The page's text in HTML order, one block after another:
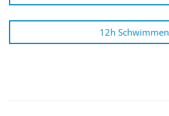
12h Schwimmen